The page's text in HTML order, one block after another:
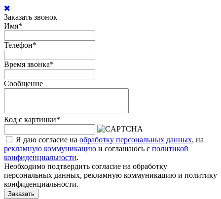
Заказать звонок
Имя*
Телефон*
Время звонка*
Сообщение
Код с картинки*
Я даю согласие на обработку персональных данных, на
рекламную коммуникацию и соглашаюсь с политикой
конфиденциальности.
Необходимо подтвердить согласие на обработку
персональных данных, рекламную коммуникацию и политику
конфиденциальности.
Заказать